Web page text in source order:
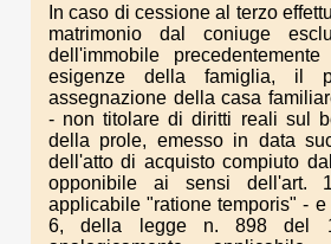
In caso di cessione al terzo
matrimonio dal coniuge
dell'immobile
esigenze della famiglia, il
assegnazione della casa
- non titolare di diritti reali sul
della prole, emesso in data
dell'atto di acquisto compiuto
opponibile ai sensi dell'art.
applicabile "ratione temporis" - e
6, della legge n. 898 del